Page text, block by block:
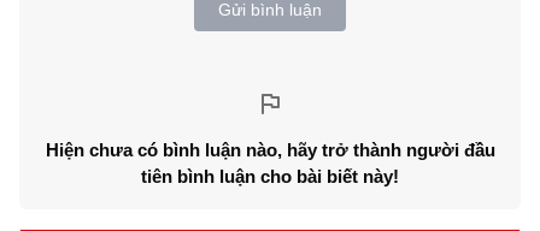
Gửi bình luận
Hiện chưa có bình luận nào, hãy trở thành người đầu
tiên bình luận cho bài biết này!